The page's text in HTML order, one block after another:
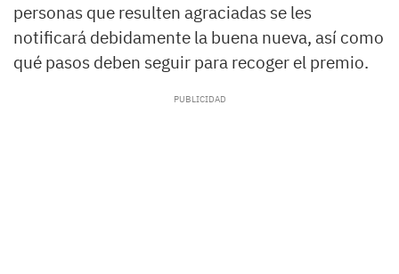
personas que resulten agraciadas se les
notificará debidamente la buena nueva, así como
qué pasos deben seguir para recoger el premio.